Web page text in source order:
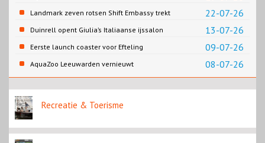
directeur Efteling
22-07-26
Landmark zeven rotsen Shift Embassy trekt
naar verwachting honderdduizenden
13-07-26
Duinrell opent Giulia’s Italiaanse ijssalon
09-07-26
Eerste launch coaster voor Efteling
08-07-26
AquaZoo Leeuwarden vernieuwt
onderwaterwerelden
Recreatie & Toerisme